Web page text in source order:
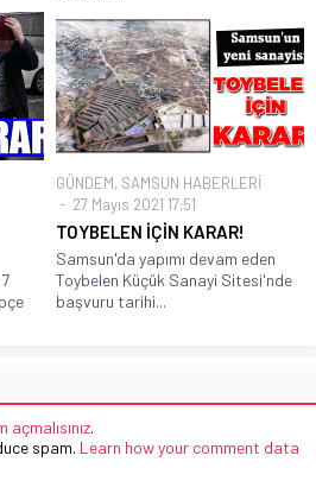
GÜNDEM, SAMSUN HABERLERİ
27 Mayıs 2021 17:51
TOYBELEN İÇİN KARAR!
Samsun'da yapımı devam eden
Toybelen Küçük Sanayi Sitesi'nde
başvuru tarihi...
açmalısınız.
spam. Learn how your comment data